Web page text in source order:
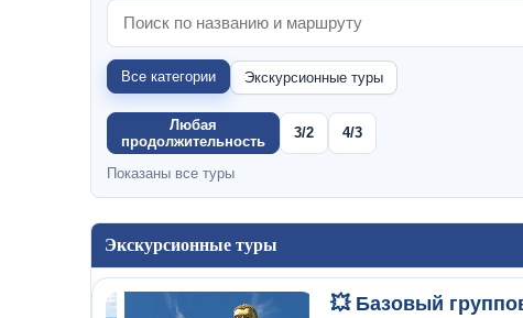
Все категории Экскурсионные туры
Любая
продолжительность
3/2 4/3
Показаны все туры
Экскурсионные туры
💥 Базовый